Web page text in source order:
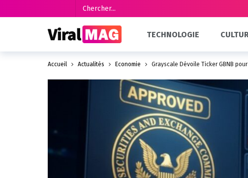
TECHNOLOGIE
Accueil Actualités Économie Grayscale Dévoile Ticker GBNB pour